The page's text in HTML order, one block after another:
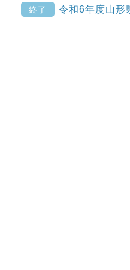
終了 令和6年度山形